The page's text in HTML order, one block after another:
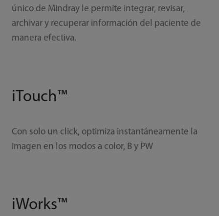
único de Mindray le permite integrar, revisar,
archivar y recuperar información del paciente de
manera efectiva.
iTouch™
Con solo un click, optimiza instantáneamente la
imagen en los modos a color, B y PW
iWorks™